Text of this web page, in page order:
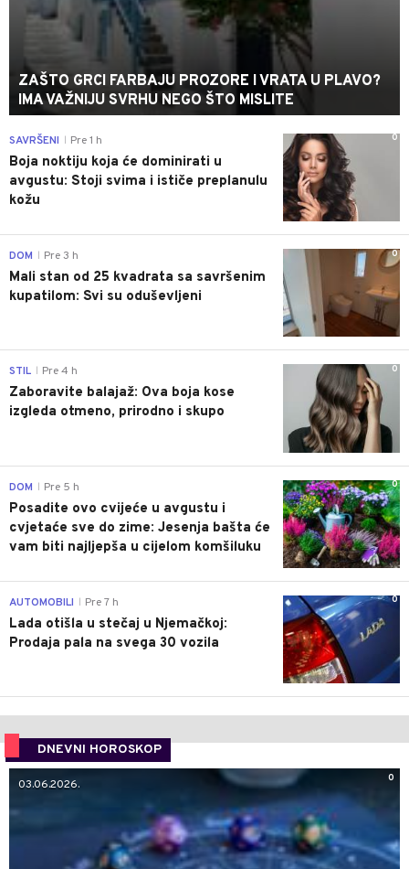
ZAŠTO GRCI FARBAJU PROZORE I VRATA U PLAVO?
IMA VAŽNIJU SVRHU NEGO ŠTO MISLITE
0
SAVRŠENI Pre 1 h
Boja noktiju koja će dominirati u
avgustu: Stoji svima i ističe preplanulu
kožu
0
DOM Pre 3 h
Mali stan od 25 kvadrata sa savršenim
kupatilom: Svi su oduševljeni
0
STIL Pre 4 h
Zaboravite balajaž: Ova boja kose
izgleda otmeno, prirodno i skupo
0
DOM Pre 5 h
Posadite ovo cvijeće u avgustu i
cvjetaće sve do zime: Jesenja bašta će
vam biti najljepša u cijelom komšiluku
0
AUTOMOBILI Pre 7 h
Lada otišla u stečaj u Njemačkoj:
Prodaja pala na svega 30 vozila
DNEVNI HOROSKOP
0
03.06.2026.